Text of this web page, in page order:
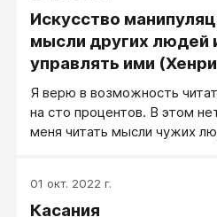
Искусство
мысли других людей
управлять ими
Я верю в возможность
на сто процентов. В этом
меня читать мысли чужих
естественно, как есть или
мы все читаем мысли,
01 окт. 2022 г.
Касания